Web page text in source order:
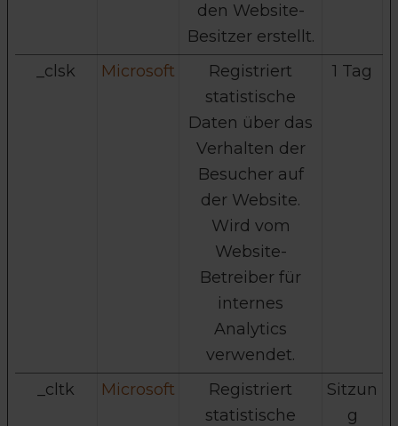
den Website-
Besitzer erstellt.
_clsk Microsoft
Registriert
statistische
Daten über das
Verhalten der
Besucher auf
der Website.
Wird vom
Website-
Betreiber für
internes
Analytics
verwendet.
1 Tag
_cltk Microsoft
Registriert
statistische
Sitzun
g